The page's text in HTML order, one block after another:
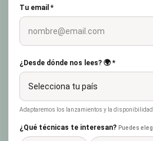
Tu email *
¿Desde dónde nos lees? 🌍 *
Adaptaremos los lanzamientos y la disponibilidad
¿Qué técnicas te interesan? Puedes